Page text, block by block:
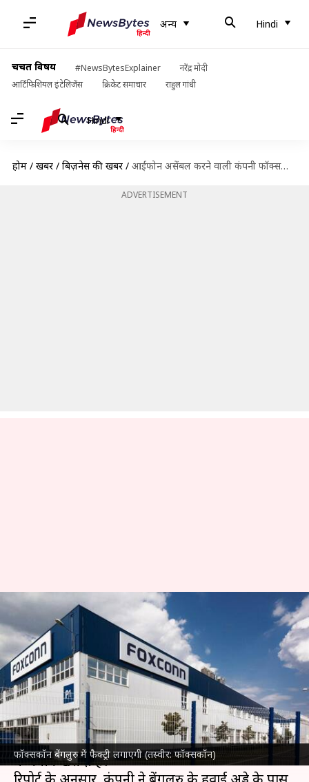
अन्य Hindi
चर्चित विषय #NewsBytesExplainer
नरेंद्र मोदी
आर्टिफिशियल इंटेलिजेंस
क्रिकेट समाचार राहुल गांधी
Hindi
होम / खबरें / बिज़नेस की खबरें / आईफोन असेंबल करने वाली कंपनी फॉक्सकॉन ने बेंगलुरु में खरीदी 303 करोड़ की जमीन
ADVERTISEMENT
फॉक्सकॉन बेंगलुरु में फैक्ट्री लगाएगी (तस्वीर: फॉक्सकॉन)
आईफोन असेंबल करने वाली कंपनी
फॉक्सकॉन ने बेंगलुरु में खरीदी 303
करोड़ की जमीन
लेखन बिश्वजीत कुमार May 09, 2023 05:18 pm
क्या है खबर?
ताइवानकी टेक दिग्गजफॉक्सकॉनने कर्नाटक के बेंगलुरू
में जमीन खरीदी है।